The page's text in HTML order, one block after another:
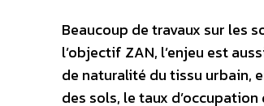
Beaucoup de travaux sur les
l’objectif ZAN, l’enjeu est
de naturalité du tissu urbain,
des sols, le taux